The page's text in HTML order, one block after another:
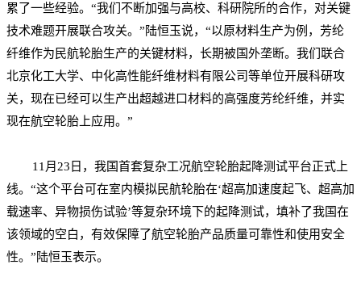
累了一些经验。“我们不断加强与高校、科研院所的合作，对关键
技术难题开展联合攻关。”陆恒玉说，“以原材料生产为例， 芳纶
纤维作为民航轮胎生产的关键材料，长期被国外垄断。我们联合
北京化工大学、中化高性能纤维材料有限公司等单位开展科研攻
关，现在已经可以生产出超越进口材料的高强度芳纶纤维，并实
现在航空轮胎上应用。”
11月23日，我国首套复杂工况航空轮胎起降测试平台正式上
线。“这个平台可在室内模拟民航轮胎在‘超高加速度起飞、超高加
载速率、异物损伤试验’等复杂环境下的起降测试，填补了我国在
该领域的空白，有效保障了航空轮胎产品质量可靠性和使用安全
性。”陆恒玉表示。